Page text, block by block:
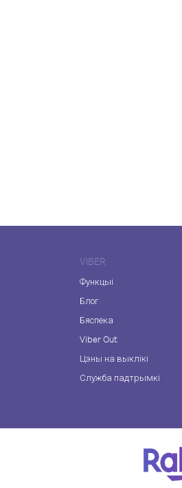
VIBER
Функцыі
Блог
Бяспека
Viber Out
Цэны на выклікі
Служба падтрымкі